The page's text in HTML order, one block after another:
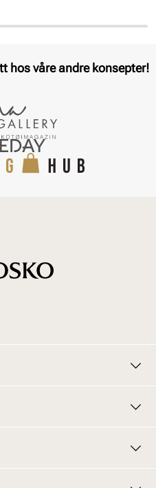
hos våre andre konsepter!